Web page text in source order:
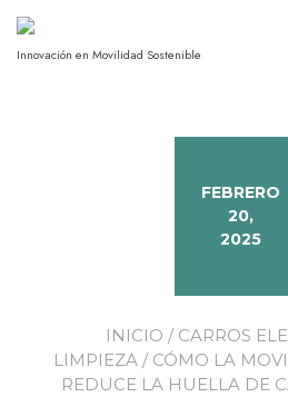
Innovación en Movilidad Sostenible
FEBRERO
20,
2025
INICIO / CARROS
LIMPIEZA/ CÓMO LA
REDUCE LA HUELLA DE